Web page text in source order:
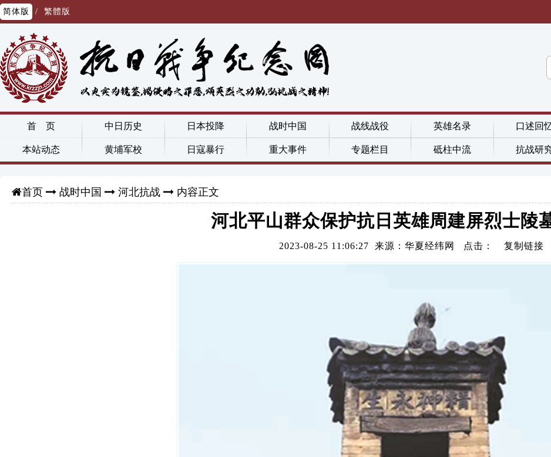
简体版 / 繁體版
首 页 中日历史 日本投降 战时中国 战线战役 英雄名录 口述回
本站动态 黄埔军校 日寇暴行 重大事件 专题栏目 砥柱中流 抗战研
首页 战时中国 河北抗战 内容正文
河北平山群众保护抗日英雄周建屏烈士陵
2023-08-25 11:06:27 来源：华夏经纬网 点击： 复制链接